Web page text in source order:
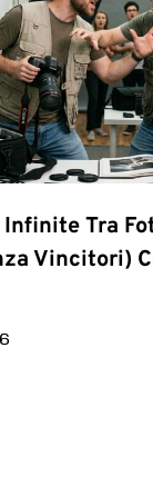
Infinite Tra
Vincitori)